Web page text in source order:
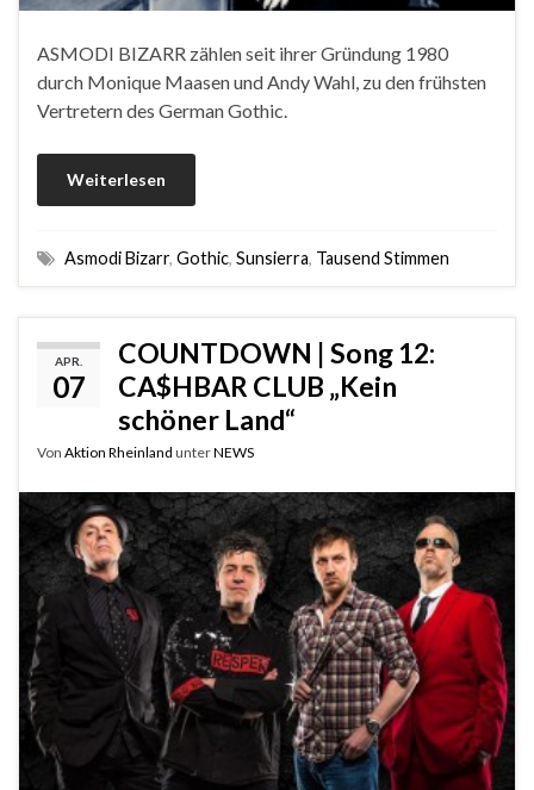
ASMODI BIZARR zählen seit ihrer Gründung 1980
durch Monique Maasen und Andy Wahl, zu den frühsten
Vertretern des German Gothic.
Weiterlesen
Asmodi Bizarr, Gothic, Sunsierra, Tausend Stimmen
APR.
07
COUNTDOWN | Song 12:
CA$HBAR CLUB „Kein
schöner Land“
Von Aktion Rheinland unterNEWS